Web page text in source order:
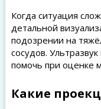
Когда ситуация
детальной
подозрении на
сосудов.
помочь при оценке
Какие